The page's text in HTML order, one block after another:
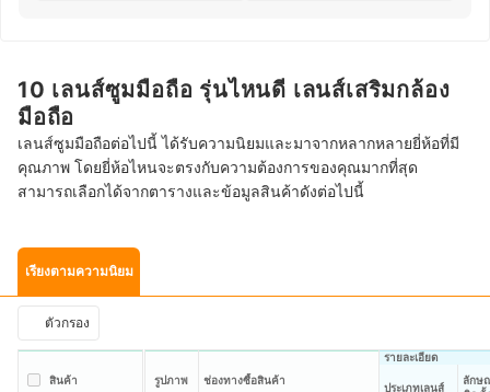
10 เลนส์ซูมมือถือ รุ่นไหนดี เลนส์เสริมกล้อง
มือถือ
เลนส์ซูมมือถือต่อไปนี้ ได้รับความนิยมและมาจากหลากหลายยี่ห้อที่มี
คุณภาพ โดยยี่ห้อไหนจะตรงกับความต้องการของคุณมากที่สุด
สามารถเลือกได้จากตารางและข้อมูลสินค้าดังต่อไปนี้
เรียงตามความนิยม
ตัวกรอง
สินค้า รูปภาพ ช่องทางซื้อสินค้า
รายละเอียด
ประเภทเลนส์
ลักษ